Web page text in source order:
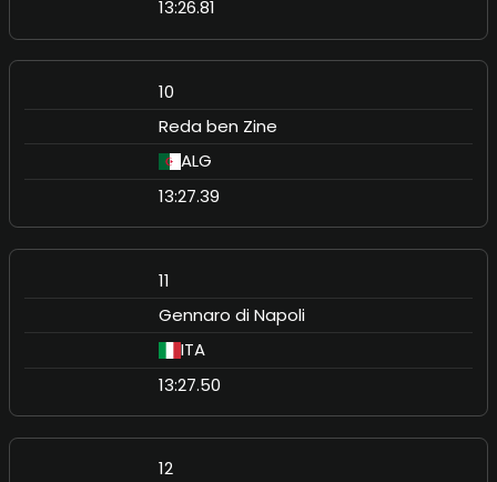
13:26.81
10
Reda ben Zine
ALG
13:27.39
11
Gennaro di Napoli
ITA
13:27.50
12